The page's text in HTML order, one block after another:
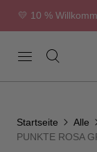
💛 10 %
Startseite
Alle
PUNKTE ROSA